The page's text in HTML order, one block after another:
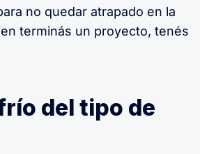
no quedar atrapado en la
terminás un proyecto, tenés
del tipo de